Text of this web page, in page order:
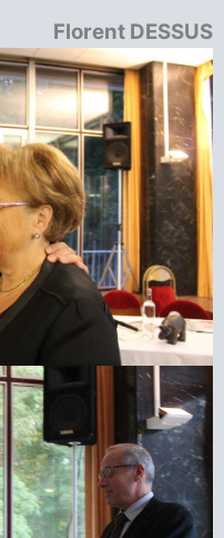
Florent DESSUS